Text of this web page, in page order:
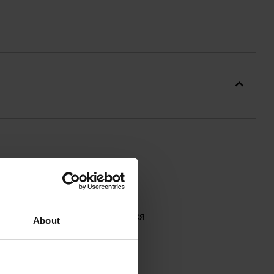
About
на двосторонню
, який відрізняється
зі 100% бавовни.